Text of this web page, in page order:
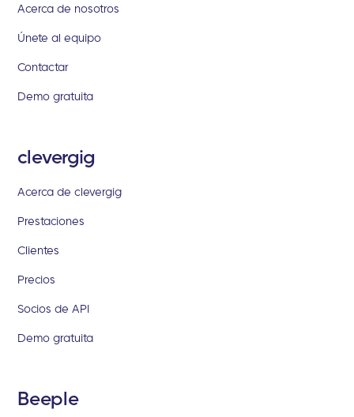
Acerca de nosotros
Únete al equipo
Contactar
Demo gratuita
clevergig
Acerca de clevergig
Prestaciones
Clientes
Precios
Socios de API
Demo gratuita
Beeple